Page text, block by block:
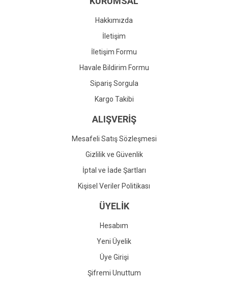
Gönder
Hakkımızda
İletişim
İletişim Formu
Havale Bildirim Formu
Sipariş Sorgula
Kargo Takibi
ALIŞVERİŞ
Mesafeli Satış Sözleşmesi
Gizlilik ve Güvenlik
İptal ve İade Şartları
Kişisel Veriler Politikası
ÜYELİK
Hesabım
Yeni Üyelik
Üye Girişi
Şifremi Unuttum